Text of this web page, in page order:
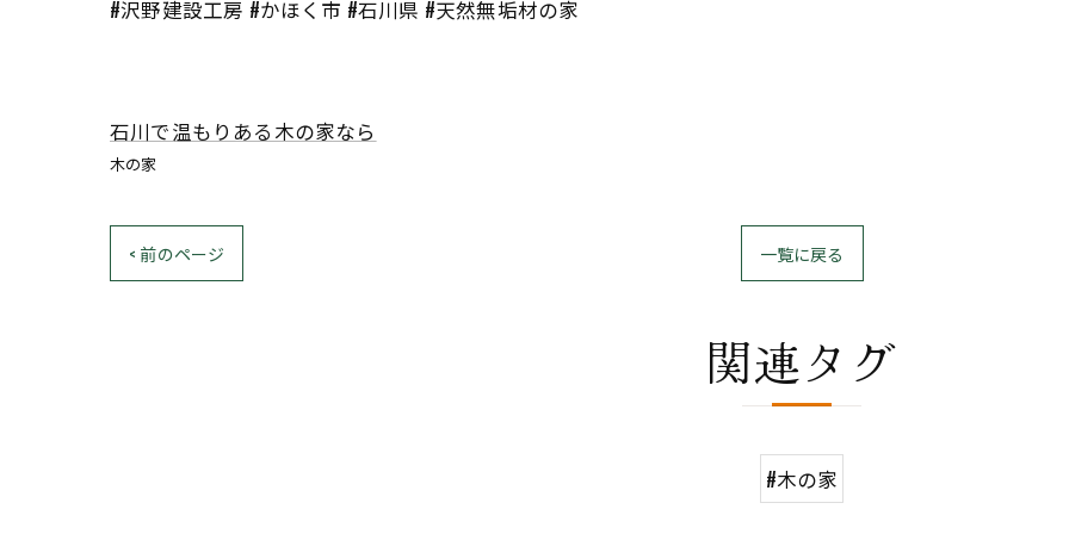
#沢野建設工房 #かほく市 #石川県 #天然無垢材の家
石川で温もりある木の家なら
木の家
< 前のページ 一覧に戻る
関連タグ
#木の家